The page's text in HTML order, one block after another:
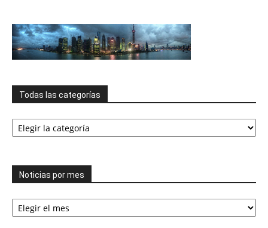
Todas las categorías
Todas
las
Noticias por mes
Noticias
por